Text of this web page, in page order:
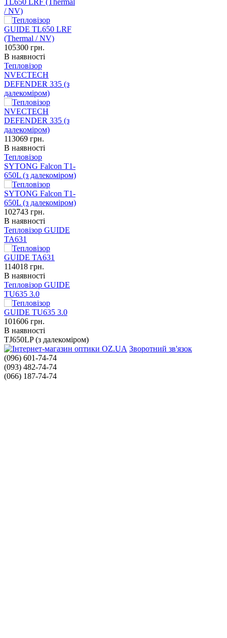
TL650 LRF (Thermal
/ NV)
105300 грн.
В наявності
Тепловізор
NVECTECH
DEFENDER 335 (з
далекоміром)
113069 грн.
В наявності
Тепловізор
SYTONG Falcon T1-
650L (з далекоміром)
102743 грн.
В наявності
Тепловізор GUIDE
TA631
114018 грн.
В наявності
Тепловізор GUIDE
TU635 3.0
101606 грн.
В наявності
TJ650LP (з далекоміром)
Зворотний зв'язок
(096) 601-74-74
(093) 482-74-74
(066) 187-74-74